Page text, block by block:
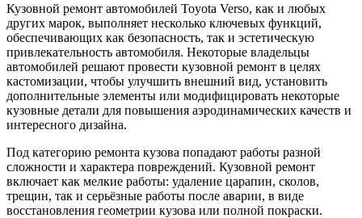
Кузовной ремонт автомобилей Toyota Verso, как и любых
других марок, выполняет несколько ключевых функций,
обеспечивающих как безопасность, так и эстетическую
привлекательность автомобиля. Некоторые владельцы
автомобилей решают провести кузовной ремонт в целях
кастомизации, чтобы улучшить внешний вид, установить
дополнительные элементы или модифицировать некоторые
кузовные детали для повышения аэродинамических качеств и
интересного дизайна.
Под категорию ремонта кузова попадают работы разной
сложности и характера повреждений. Кузовной ремонт
включает как мелкие работы: удаление царапин, сколов,
трещин, так и серьёзные работы после аварии, в виде
восстановления геометрии кузова или полной покраски.